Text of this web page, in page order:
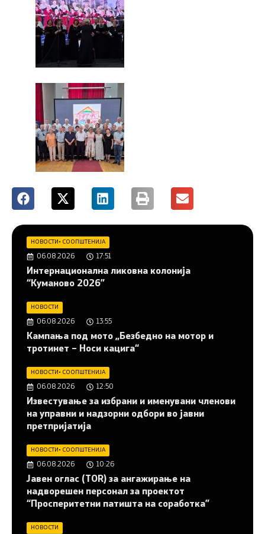
НОВОСТИ • СООПШТЕНИЈА
06.08.2026 17:51
Интернационална ликовна колонија
“Куманово 2026”
НОВОСТИ
06.08.2026 13:55
Кампања под мото „Безбедно на мотор и
тротинет – Носи кацига“
НОВОСТИ • СООПШТЕНИЈА
06.08.2026 12:50
Известување за избрани и именувани членови
на управни и надзорни одбори во јавни
претпријатија
НОВОСТИ • СООПШТЕНИЈА
06.08.2026 10:26
Јавен оглас (ТОR) за ангажирање на
надворешен персонал за проектот
“Просперитетни патишта на соработка”
НОВОСТИ